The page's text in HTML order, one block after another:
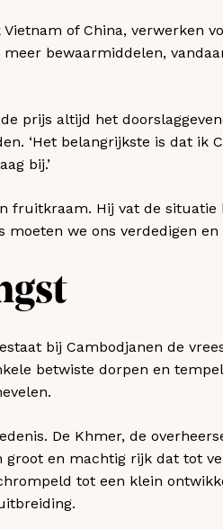
of China, verwerken
bewaarmiddelen,
prijs altijd het
‘Het belangrijkste is dat ik
bij.’
fruitkraam. Hij vat de situatie
we ons verdedigen en
bij Cambodjanen de
betwiste dorpen en
De Khmer, de
groot en machtig rijk dat tot
tot een klein